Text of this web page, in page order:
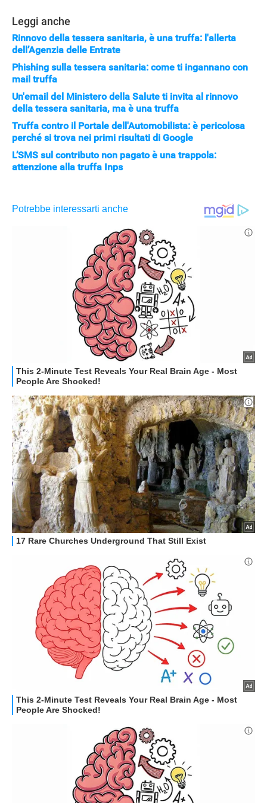
Leggi anche
Rinnovo della tessera sanitaria, è una truffa: l'allerta
dell’Agenzia delle Entrate
Phishing sulla tessera sanitaria: come ti ingannano con
mail truffa
Un'email del Ministero della Salute ti invita al rinnovo
della tessera sanitaria, ma è una truffa
Truffa contro il Portale dell'Automobilista: è pericolosa
perché si trova nei primi risultati di Google
L’SMS sul contributo non pagato è una trappola:
attenzione alla truffa Inps